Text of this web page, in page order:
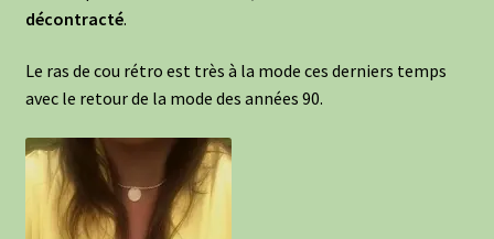
décontracté.
Le ras de cou rétro est très à la mode ces derniers temps
avec le retour de la mode des années 90.